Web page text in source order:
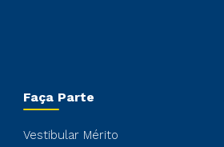
Faça Parte
Vestibular Mérito